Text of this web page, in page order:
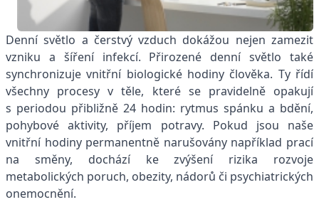
Denní světlo a čerstvý vzduch dokážou nejen zamezit
vzniku a šíření infekcí. Přirozené denní světlo také
synchronizuje vnitřní biologické hodiny člověka. Ty řídí
všechny procesy v těle, které se pravidelně opakují
s periodou přibližně 24 hodin: rytmus spánku a bdění,
pohybové aktivity, příjem potravy. Pokud jsou naše
vnitřní hodiny permanentně narušovány například prací
na směny, dochází ke zvýšení rizika rozvoje
metabolických poruch, obezity, nádorů či psychiatrických
onemocnění.